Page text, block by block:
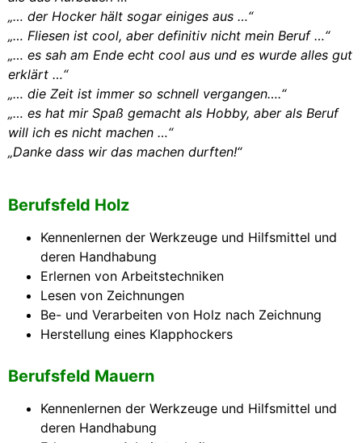
„… der Hocker hält sogar einiges aus …“
„… Fliesen ist cool, aber definitiv nicht mein Beruf …“
„… es sah am Ende echt cool aus und es wurde alles gut
erklärt …“
„… die Zeit ist immer so schnell vergangen….“
„… es hat mir Spaß gemacht als Hobby, aber als Beruf
will ich es nicht machen …“
„Danke dass wir das machen durften!“
Berufsfeld Holz
Kennenlernen der Werkzeuge und Hilfsmittel und
deren Handhabung
Erlernen von Arbeitstechniken
Lesen von Zeichnungen
Be- und Verarbeiten von Holz nach Zeichnung
Herstellung eines Klapphockers
Berufsfeld Mauern
Kennenlernen der Werkzeuge und Hilfsmittel und
deren Handhabung